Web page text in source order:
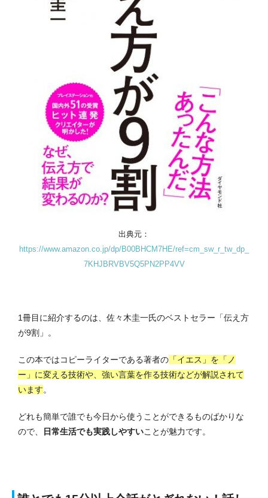
出典元：
https://www.amazon.co.jp/dp/B00BHCM7HE/ref=cm_sw_r_tw_dp_
7KHJBRVBV5Q5PN2PP4VV
1冊目に紹介するのは、佐々木圭一氏のベストセラー「伝え方
が9割」。
この本ではコピーライターである著者の 「イエス」を「ノ
ー」に変える技術や、強い言葉を作る技術などが解説されて
います。
どれも簡単で誰でも今日から使うことができるものばかりな
ので、
日常生活でも実践しやすいことが魅力です。